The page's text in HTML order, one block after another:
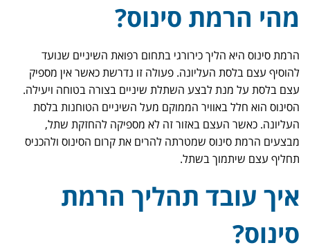
מהי הרמת סינוס?
הרמת סינוס היא הליך כירורגי בתחום רפואת השיניים שנועד
להוסיף עצם בלסת העליונה. פעולה זו נדרשת כאשר אין מספיק
עצם בלסת על מנת לבצע השתלת שיניים בצורה בטוחה ויעילה.
הסינוס הוא חלל באוויר הממוקם מעל השיניים הטוחנות בלסת
העליונה. כאשר העצם באזור זה לא מספיקה להחזקת שתל,
מבצעים הרמת סינוס שמטרתה להרים את קרום הסינוס ולהכניס
תחליף עצם שיתמוך בשתל.
איך עובד תהליך הרמת
סינוס?